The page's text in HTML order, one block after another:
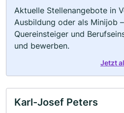
Aktuelle Stellenangebote in
Ausbildung oder als Minijob
Quereinsteiger und
und bewerben.
Jetzt
Karl-Josef Peters